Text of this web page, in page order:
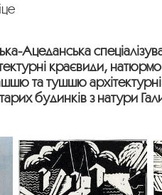
Ацеданська
краєвиди,
та тушшю
будинків з натури